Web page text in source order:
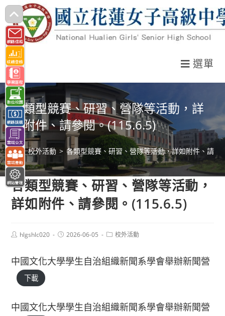
跳
轉
至
主
要
內
容
選單
各類型競賽、研習、營隊等活動，詳
如附件、請參閱。(115.6.5)
> 校外活動 > 各類型競賽、研習、營隊等活動，詳如附件、請參
各類型競賽、研習、營隊等活動，
詳如附件、請參閱。(115.6.5)
Posthlgshlc020
Post2026-06-05
Post校外活動
中國文化大學學生自治組織新聞系學會舉辦新聞營
下載
中國文化大學學生自治組織新聞系學會舉辦新聞營